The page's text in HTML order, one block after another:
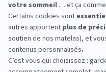
Comment laver les
(protège-matelas, oreiller,